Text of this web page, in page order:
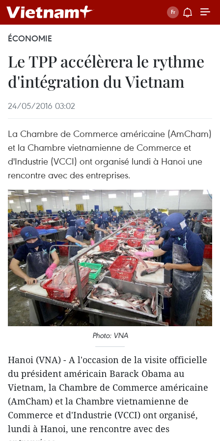
ÉCONOMIE
Le TPP accélèrera le rythme
d'intégration du Vietnam
24/05/2016 03:02
La Chambre de Commerce américaine (AmCham)
et la Chambre vietnamienne de Commerce et
d'Industrie (VCCI) ont organisé lundi à Hanoi une
rencontre avec des entreprises.
Photo: VNA
Hanoi (VNA) - A l'occasion de la visite officielle
du président américain Barack Obama au
Vietnam, la Chambre de Commerce américaine
(AmCham) et la Chambre vietnamienne de
Commerce et d'Industrie (VCCI) ont organisé,
lundi à Hanoi, une rencontre avec des